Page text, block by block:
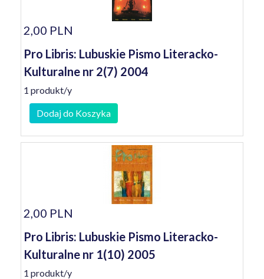
2,00 PLN
Pro Libris: Lubuskie Pismo Literacko-
Kulturalne nr 2(7) 2004
1 produkt/y
Dodaj do Koszyka
2,00 PLN
Pro Libris: Lubuskie Pismo Literacko-
Kulturalne nr 1(10) 2005
1 produkt/y